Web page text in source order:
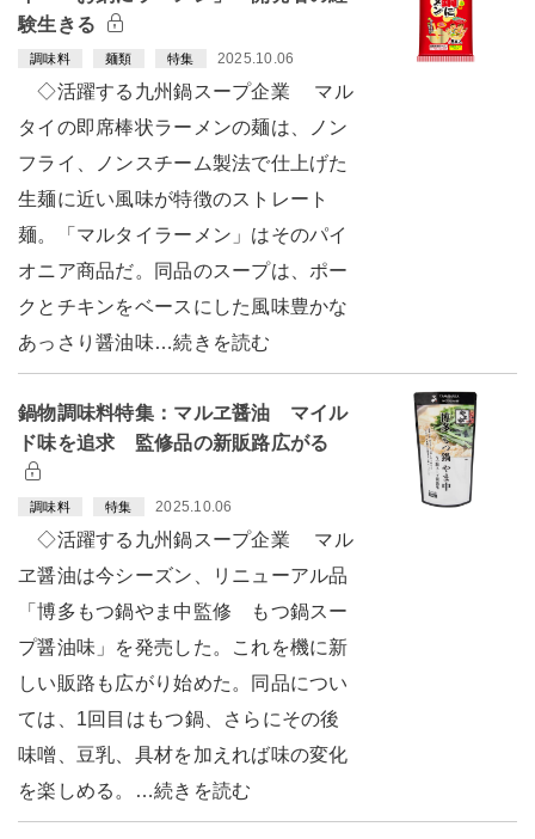
験生きる
調味料 麺類 特集 2025.10.06
◇活躍する九州鍋スープ企業 マル
タイの即席棒状ラーメンの麺は、ノン
フライ、ノンスチーム製法で仕上げた
生麺に近い風味が特徴のストレート
麺。「マルタイラーメン」はそのパイ
オニア商品だ。同品のスープは、ポー
クとチキンをベースにした風味豊かな
あっさり醤油味…続きを読む
鍋物調味料特集：マルヱ醤油 マイル
ド味を追求 監修品の新販路広がる
調味料 特集 2025.10.06
◇活躍する九州鍋スープ企業 マル
ヱ醤油は今シーズン、リニューアル品
「博多もつ鍋やま中監修 もつ鍋スー
プ醤油味」を発売した。これを機に新
しい販路も広がり始めた。同品につい
ては、1回目はもつ鍋、さらにその後
味噌、豆乳、具材を加えれば味の変化
を楽しめる。…続きを読む